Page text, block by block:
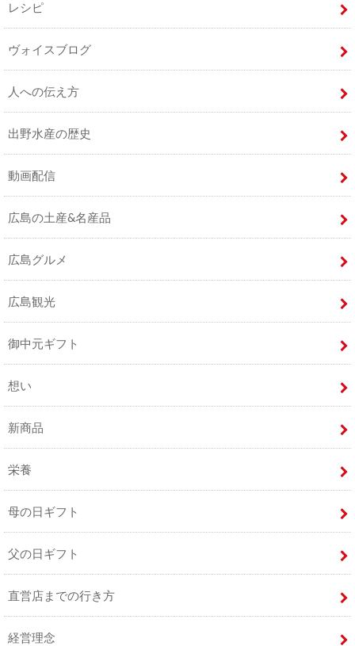
レシピ
ヴォイスブログ
人への伝え方
出野水産の歴史
動画配信
広島の土産&名産品
広島グルメ
広島観光
御中元ギフト
想い
新商品
栄養
母の日ギフト
父の日ギフト
直営店までの行き方
経営理念